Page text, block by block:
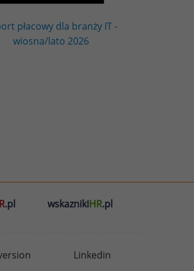
płacowy dla branży IT -
wiosna/lato 2026
.pl wskaznikiHR.pl
Linkedin